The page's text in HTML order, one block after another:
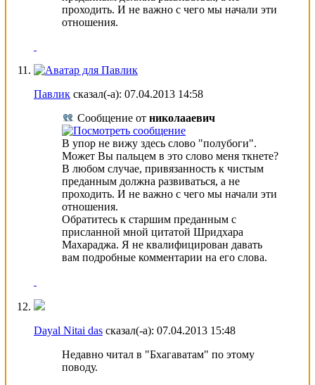
проходить. И не важно с чего мы начали эти
отношения.
Павлик сказал(-а): 07.04.2013 14:58
Сообщение от николааевич
В упор не вижу здесь слово "полубоги".
Может Вы пальцем в это слово меня ткнете?
В любом случае, привязанность к чистым
преданным должна развиваться, а не
проходить. И не важно с чего мы начали эти
отношения.
Обратитесь к старшим преданным с
присланной мной цитатой Шридхара
Махараджа. Я не квалифицирован давать
вам подробные комментарии на его слова.
Dayal Nitai das сказал(-а): 07.04.2013 15:48
Недавно читал в "Бхагаватам" по этому
поводу.